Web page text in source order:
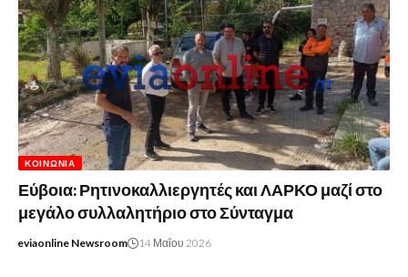
ΚΟΙΝΩΝΊΑ
Εύβοια: Ρητινοκαλλιεργητές και ΛΑΡΚΟ μαζί στο
μεγάλο συλλαλητήριο στο Σύνταγμα
eviaonline Newsroom 14 Μαΐου 2026